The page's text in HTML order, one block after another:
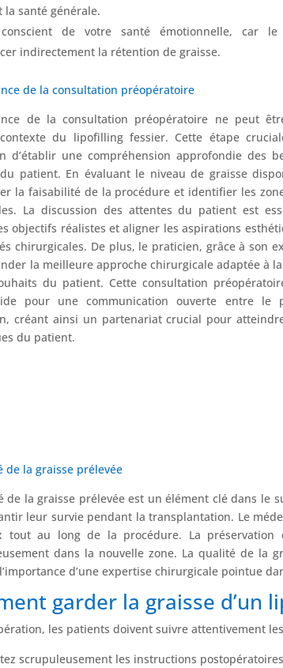
la santé générale.
conscient de votre santé émotionnelle, car
indirectement la rétention de graisse.
de la consultation préopératoire
de la consultation préopératoire ne peut
du lipofilling fessier. Cette étape
d’établir une compréhension approfondie des
patient. En évaluant le niveau de graisse
la faisabilité de la procédure et identifier les
La discussion des attentes du patient est
objectifs réalistes et aligner les aspirations
chirurgicales. De plus, le praticien, grâce à son
la meilleure approche chirurgicale adaptée à
du patient. Cette consultation
pour une communication ouverte entre le
créant ainsi un partenariat crucial pour
du patient.
de la graisse prélevée
de la graisse prélevée est un élément clé dans le
leur survie pendant la transplantation. Le
tout au long de la procédure. La préservation
dans la nouvelle zone. La qualité de la
d’une expertise chirurgicale pointue
garder la graisse d’un
les patients doivent suivre attentivement
scrupuleusement les instructions